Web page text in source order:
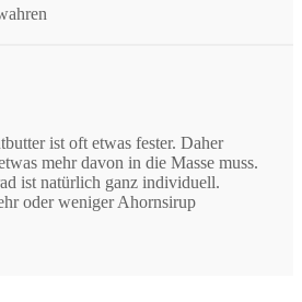
ist oft etwas fester. Daher
mehr davon in die Masse muss.
ist natürlich ganz individuell.
oder weniger Ahornsirup